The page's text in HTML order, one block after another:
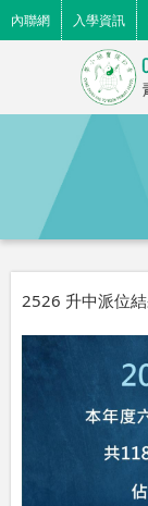
內聯網 入學資訊
2526 升中派位